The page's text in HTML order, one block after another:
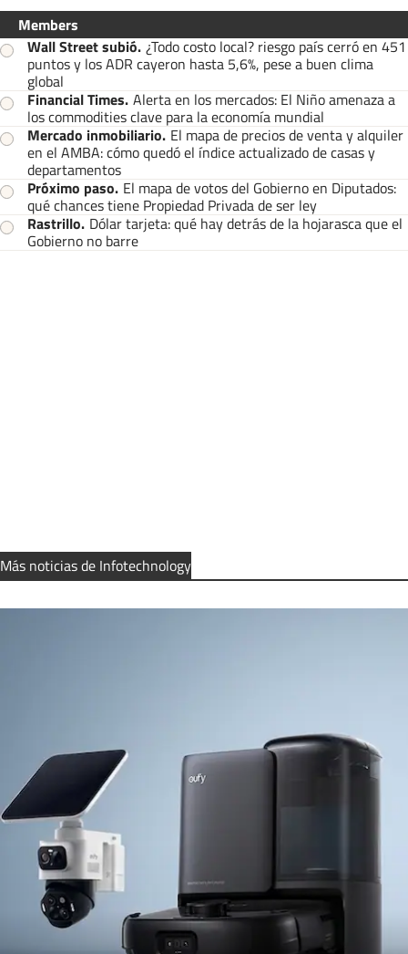
Members
Wall Street subió. ¿Todo costo local? riesgo país cerró en 451
puntos y los ADR cayeron hasta 5,6%, pese a buen clima
global
Financial Times. Alerta en los mercados: El Niño amenaza a
los commodities clave para la economía mundial
Mercado inmobiliario. El mapa de precios de venta y alquiler
en el AMBA: cómo quedó el índice actualizado de casas y
departamentos
Próximo paso. El mapa de votos del Gobierno en Diputados:
qué chances tiene Propiedad Privada de ser ley
Rastrillo. Dólar tarjeta: qué hay detrás de la hojarasca que el
Gobierno no barre
Más noticias de Infotechnology